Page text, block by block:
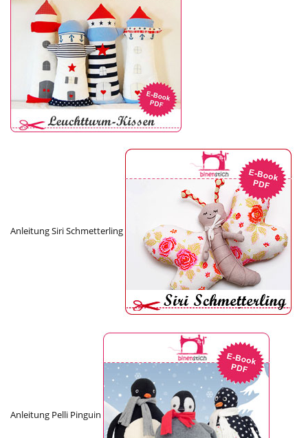
Anleitung Siri Schmetterling
Anleitung Pelli Pinguin